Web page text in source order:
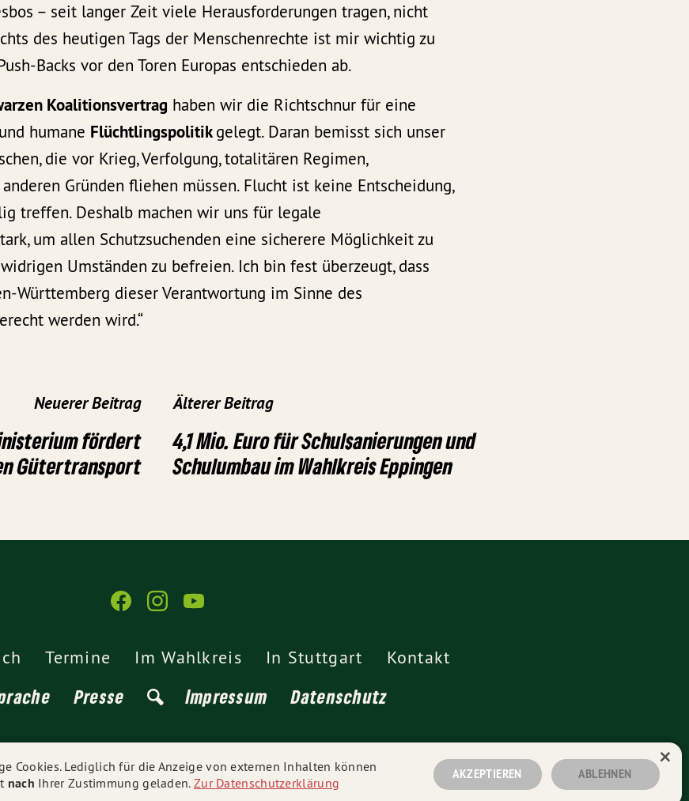
– seit langer Zeit viele Herausforderungen tragen, nicht
des heutigen Tags der Menschenrechte ist mir wichtig zu
Backs vor den Toren Europas entschieden ab.
Koalitionsvertrag haben wir die Richtschnur für eine
humane Flüchtlingspolitikgelegt. Daran bemisst sich unser
die vor Krieg, Verfolgung, totalitären Regimen,
Gründen fliehen müssen. Flucht ist keine Entscheidung,
treffen. Deshalb machen wir uns für legale
um allen Schutzsuchenden eine sicherere Möglichkeit zu
Umständen zu befreien. Ich bin fest überzeugt, dass
Württemberg dieser Verantwortung im Sinne des
werden wird.“
Neuerer Beitrag
fördert
Gütertransport
Älterer Beitrag
4,1 Mio. Euro für Schulsanierungen und
Schulumbau im Wahlkreis Eppingen
Termine Im Wahlkreis In Stuttgart Kontakt
Presse Impressum Datenschutz
© 2026 Erwin Köhler- Alle Rechte vorbehalten.
Cookies. Lediglich für die Anzeige von externen Inhalten können
nach Ihrer Zustimmung geladen. Zur Datenschutzerklärung
AKZEPTIEREN ABLEHNEN
×